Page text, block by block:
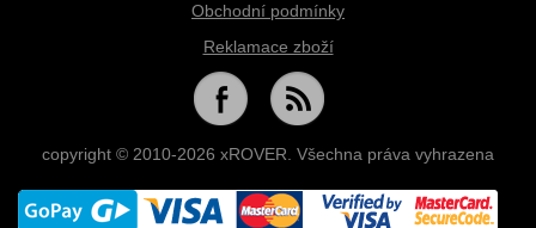
Obchodní podmínky
Reklamace zboží
copyright © 2010-2026 xROVER. Všechna práva vyhrazena